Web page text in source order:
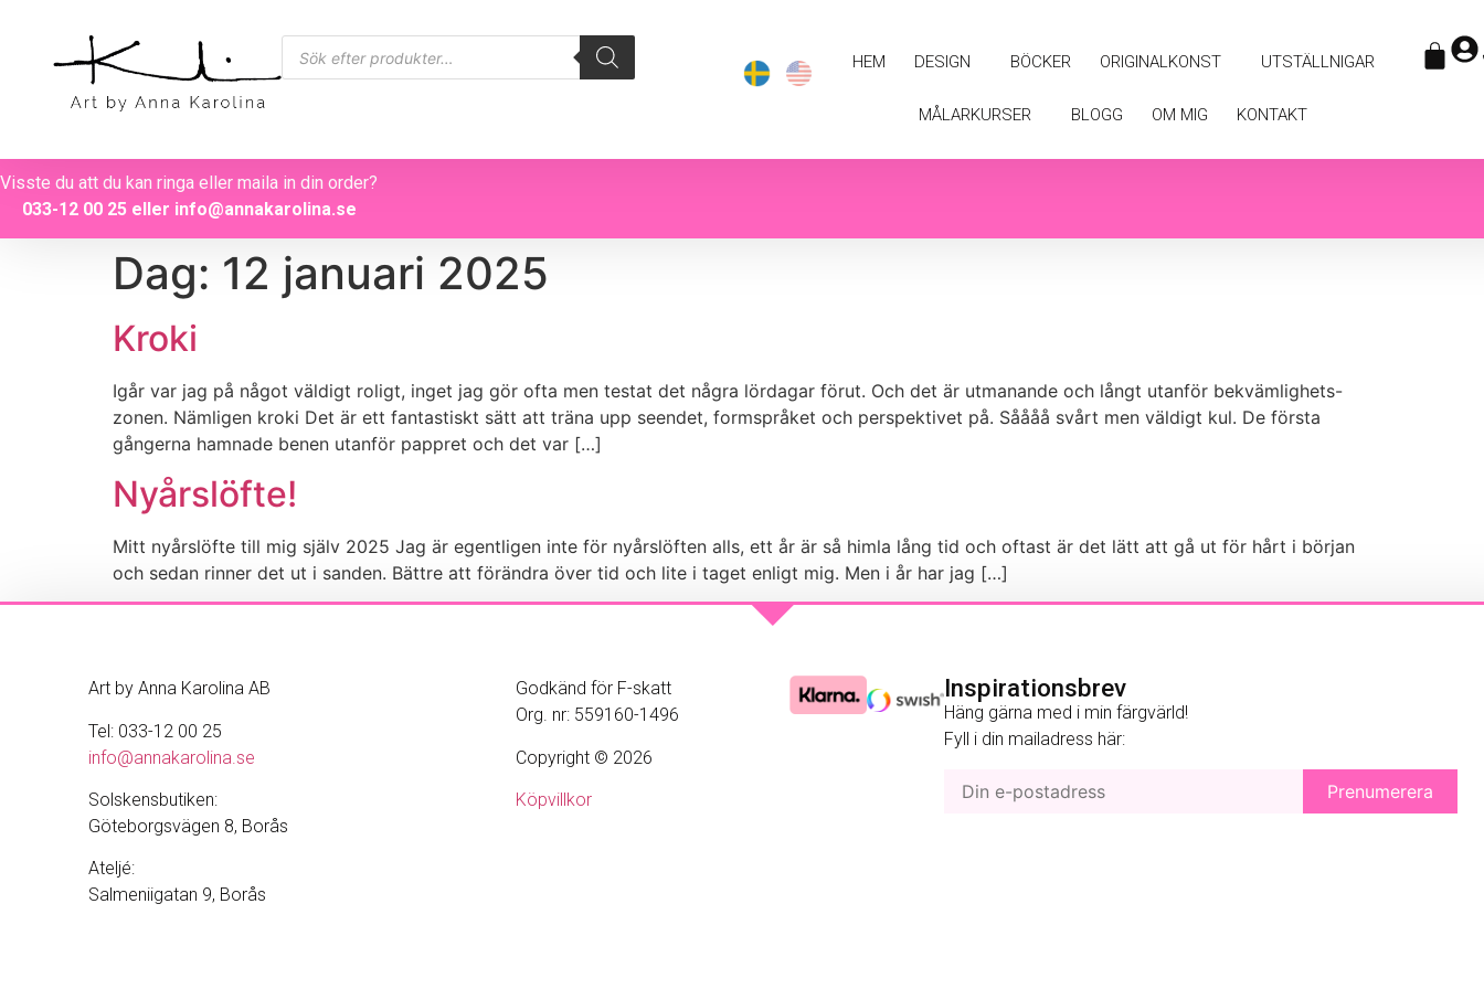
HEM DESIGN BÖCKER ORIGINALKONST UTSTÄLLNIGAR
MÅLARKURSER BLOGG OM MIG KONTAKT
Visste du att du kan ringa eller maila in din order?
033-12 00 25eller info@annakarolina.se
Dag: 12 januari 2025
Kroki
Igår var jag på något väldigt roligt, inget jag gör ofta men testat det några lördagar förut. Och det är utmanande och långt utanför bekvämlighets-
zonen. Nämligen kroki Det är ett fantastiskt sätt att träna upp seendet, formspråket och perspektivet på. Såååå svårt men väldigt kul. De första
gångerna hamnade benen utanför pappret och det var […]
Nyårslöfte!
Mitt nyårslöfte till mig själv 2025 Jag är egentligen inte för nyårslöften alls, ett år är så himla lång tid och oftast är det lätt att gå ut för hårt i början
och sedan rinner det ut i sanden. Bättre att förändra över tid och lite i taget enligt mig. Men i år har jag […]
Art by Anna Karolina AB
Tel: 033-12 00 25
info@annakarolina.se
Solskensbutiken:
Göteborgsvägen 8, Borås
Ateljé:
Salmeniigatan 9, Borås
Godkänd för F-skatt
Org. nr: 559160-1496
Copyright © 2026
Köpvillkor
Inspirationsbrev
Häng gärna med i min färgvärld!
Fyll i din mailadress här: